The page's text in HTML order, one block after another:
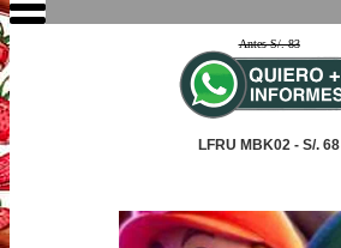
Antes S/. 83
LFRU MBK02 - S/. 68